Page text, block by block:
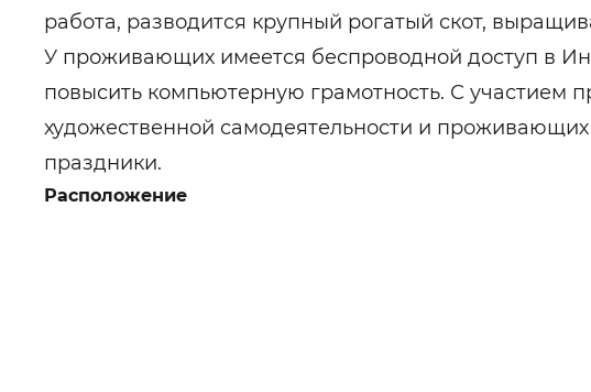
работа, разводится крупный рогатый скот,
У проживающих имеется беспроводной доступ в
повысить компьютерную грамотность. С участием
художественной самодеятельности и
праздники.
Расположение